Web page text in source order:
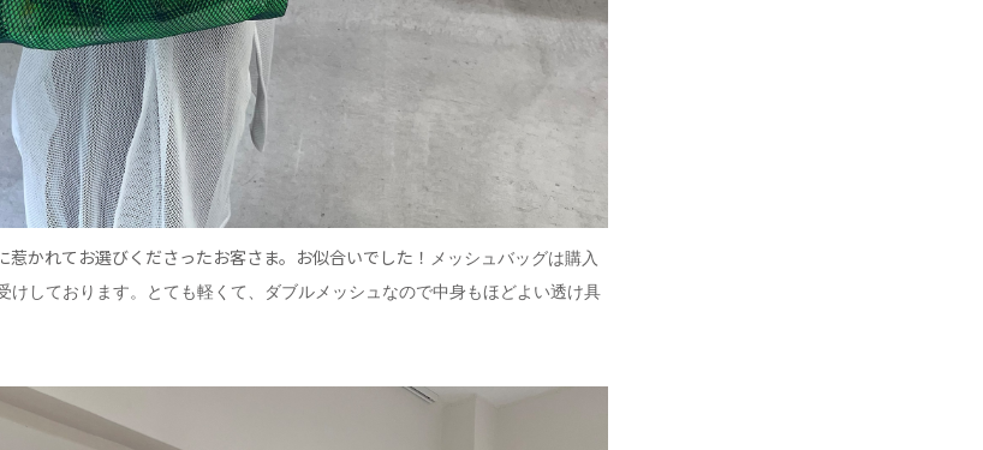
かれてお選びくださったお客さま。お似合いでした！ メッシュバッグは購入
けしております。とても軽くて、ダブルメッシュなので中身もほどよい透け具